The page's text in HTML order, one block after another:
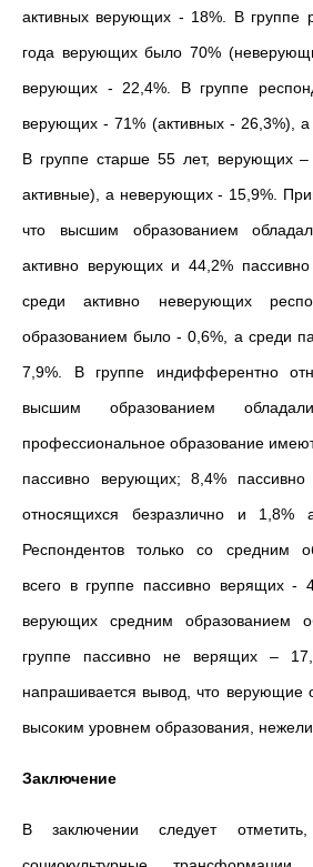
активных верующих - 18%. В группе
года верующих было 70%
верующих - 22,4%. В группе
верующих - 71% (активных - 26,3%),
В группе старше 55 лет, верующих
активные), а неверующих - 15,9%.
что высшим образованием
активно верующих и 44,2%
среди активно неверующих
образованием было - 0,6%, а среди
7,9%. В группе индифферентно
высшим образованием
профессиональное образование
пассивно верующих; 8,4%
относящихся безразлично и 1,8%
Респондентов только со средним
всего в группе пассивно верящих -
верующих средним образованием
группе пассивно не верящих –
напрашивается вывод, что верующие
высоким уровнем образования,
Заключение
В заключении следует отметить,